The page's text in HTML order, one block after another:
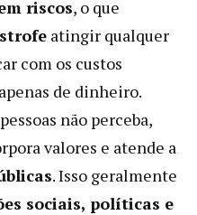
riscos, o que
atingir qualquer
com os custos
de dinheiro.
não perceba,
valores e atende a
. Isso geralmente
sociais, políticas e